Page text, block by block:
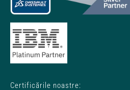
Certificările noastre: